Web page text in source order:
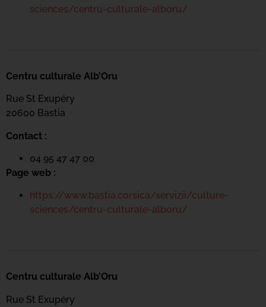
sciences/centru-culturale-alboru/
Centru culturale Alb’Oru
Rue St Exupéry
20600 Bastia
Contact :
04 95 47 47 00
Page web :
https://www.bastia.corsica/servizii/culture-
sciences/centru-culturale-alboru/
Centru culturale Alb’Oru
Rue St Exupéry